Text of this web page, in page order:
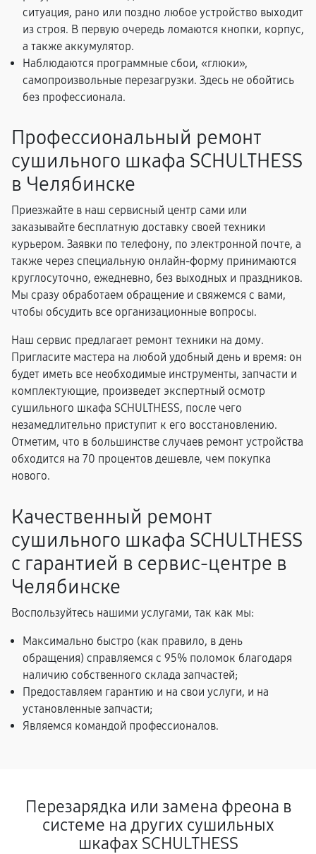
ситуация, рано или поздно любое устройство выходит
из строя. В первую очередь ломаются кнопки, корпус,
а также аккумулятор.
Наблюдаются программные сбои, «глюки»,
самопроизвольные перезагрузки. Здесь не обойтись
без профессионала.
Профессиональный ремонт
сушильного шкафа SCHULTHESS
в Челябинске
Приезжайте в наш сервисный центр сами или
заказывайте бесплатную доставку своей техники
курьером. Заявки по телефону, по электронной почте, а
также через специальную онлайн-форму принимаются
круглосуточно, ежедневно, без выходных и праздников.
Мы сразу обработаем обращение и свяжемся с вами,
чтобы обсудить все организационные вопросы.
Наш сервис предлагает ремонт техники на дому.
Пригласите мастера на любой удобный день и время: он
будет иметь все необходимые инструменты, запчасти и
комплектующие, произведет экспертный осмотр
сушильного шкафа SCHULTHESS, после чего
незамедлительно приступит к его восстановлению.
Отметим, что в большинстве случаев ремонт устройства
обходится на 70 процентов дешевле, чем покупка
нового.
Качественный ремонт
сушильного шкафа SCHULTHESS
с гарантией в сервис-центре в
Челябинске
Воспользуйтесь нашими услугами, так как мы:
Максимально быстро (как правило, в день
обращения) справляемся с 95% поломок благодаря
наличию собственного склада запчастей;
Предоставляем гарантию и на свои услуги, и на
установленные запчасти;
Являемся командой профессионалов.
Перезарядка или замена фреона в
системе на других сушильных
шкафах SCHULTHESS